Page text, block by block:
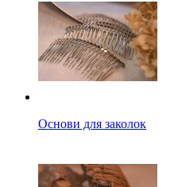
Основи для заколок